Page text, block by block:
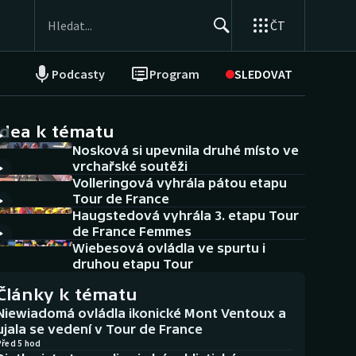
ČT
Podcasty Program SLEDOVAT
NEPŘEHLÉDNĚTE
Historické návraty
Aplikace ČT sport
AZ kvíz
k tématu
Nosková si upevnila druhé místo ve
vrchařské soutěži
Volleringová vyhrála pátou etapu
Tour de France
Haugstedová vyhrála 3. etapu Tour
de France Femmes
Wiebesová ovládla ve spurtu i
druhou etapu Tour
k tématu
ovládla ikonické Mont Ventoux a
se vedení v Tour de France
5 hod